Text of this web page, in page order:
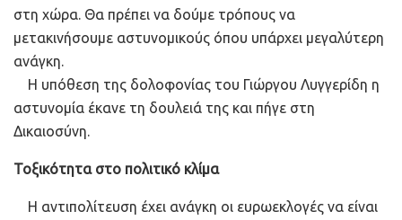
στη χώρα. Θα πρέπει να δούμε τρόπους να
μετακινήσουμε αστυνομικούς όπου υπάρχει μεγαλύτερη
ανάγκη.
Η υπόθεση της δολοφονίας του Γιώργου Λυγγερίδη η
αστυνομία έκανε τη δουλειά της και πήγε στη
Δικαιοσύνη.
Τοξικότητα στο πολιτικό κλίμα
Η αντιπολίτευση έχει ανάγκη οι ευρωεκλογές να είναι